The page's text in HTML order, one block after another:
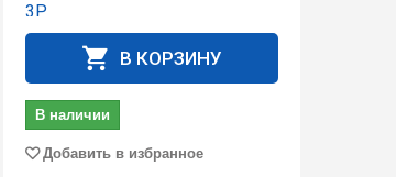
3P
В КОРЗИНУ
В наличии
Добавить в избранное